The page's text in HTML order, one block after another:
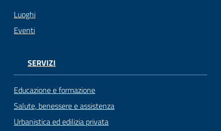
Luoghi
Eventi
SERVIZI
Educazione e formazione
Salute, benessere e assistenza
Urbanistica ed edilizia privata